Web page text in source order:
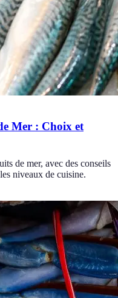
Mer : Choix et
de mer, avec des conseils
niveaux de cuisine.